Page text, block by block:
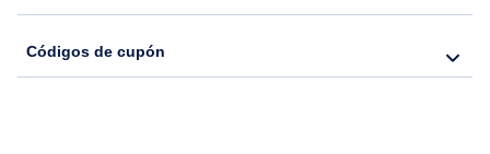
Códigos de cupón